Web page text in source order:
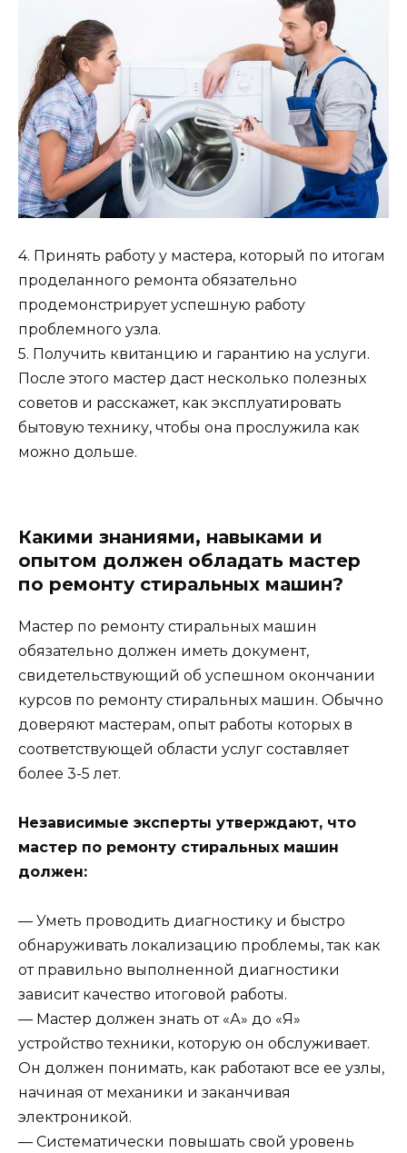
4. Принять работу у мастера, который по итогам
проделанного ремонта обязательно
продемонстрирует успешную работу
проблемного узла.
5. Получить квитанцию и гарантию на услуги.
После этого мастер даст несколько полезных
советов и расскажет, как эксплуатировать
бытовую технику, чтобы она прослужила как
можно дольше.
Какими знаниями, навыками и
опытом должен обладать мастер
по ремонту стиральных машин?
Мастер по ремонту стиральных машин
обязательно должен иметь документ,
свидетельствующий об успешном окончании
курсов по ремонту стиральных машин. Обычно
доверяют мастерам, опыт работы которых в
соответствующей области услуг составляет
более 3-5 лет.
Независимые эксперты утверждают, что
мастер по ремонту стиральных машин
должен:
— Уметь проводить диагностику и быстро
обнаруживать локализацию проблемы, так как
от правильно выполненной диагностики
зависит качество итоговой работы.
— Мастер должен знать от «А» до «Я»
устройство техники, которую он обслуживает.
Он должен понимать, как работают все ее узлы,
начиная от механики и заканчивая
электроникой.
— Систематически повышать свой уровень